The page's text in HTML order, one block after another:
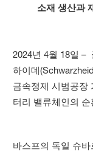
소재 생산과
2024년 4월 18일 –
하이데
금속정제 시범공장
터리 밸류체인의
바스프의 독일 슈